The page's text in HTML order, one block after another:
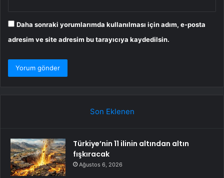
Daha sonraki yorumlarımda kullanılması için adım, e-posta
adresim ve site adresim bu tarayıcıya kaydedilsin.
Son Eklenen
Türkiye’nin 11 ilinin altından altın
fışkıracak
Ağustos 6, 2026